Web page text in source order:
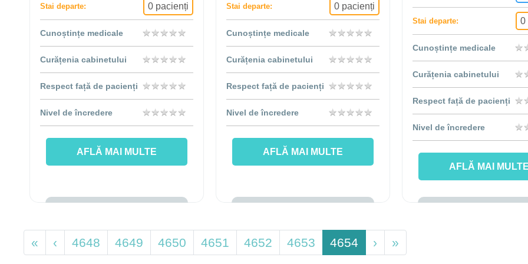
Stai departe: 0 pacienți
Cunoștințe medicale ★★★★★
★★★★★
Curățenia cabinetului ★★★★★
★★★★★
Respect față de pacienți ★★★★★
★★★★★
Nivel de încredere ★★★★★
★★★★★
AFLĂ MAI MULTE
Stai departe: 0 pacienți
Cunoștințe medicale ★★★★★
★★★★★
Curățenia cabinetului ★★★★★
★★★★★
Respect față de pacienți ★★★★★
★★★★★
Nivel de încredere ★★★★★
★★★★★
AFLĂ MAI MULTE
Stai departe: 0
Cunoștințe medicale ★
★
Curățenia cabinetului ★
★
Respect față de pacienți ★
★
Nivel de încredere ★
★
AFLĂ MAI MULTE
« ‹ 4648 4649 4650 4651 4652 4653 4654 › »